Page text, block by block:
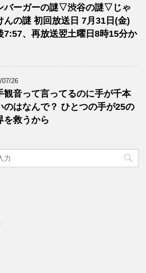
バーガーの謎▽渋谷の謎▽じゃ
んの謎 初回放送日 7月31日(金)
7:57、再放送翌土曜日8時15分か
07/26
観音って言ってるのに手が千本
のはなんで？ ひとつの手が25の
を救うから